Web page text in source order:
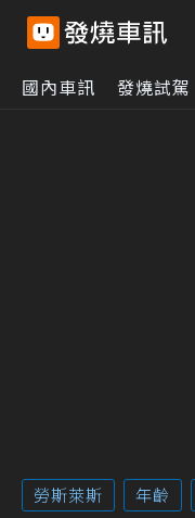
國內車訊 發燒試駕
勞斯萊斯 年齡